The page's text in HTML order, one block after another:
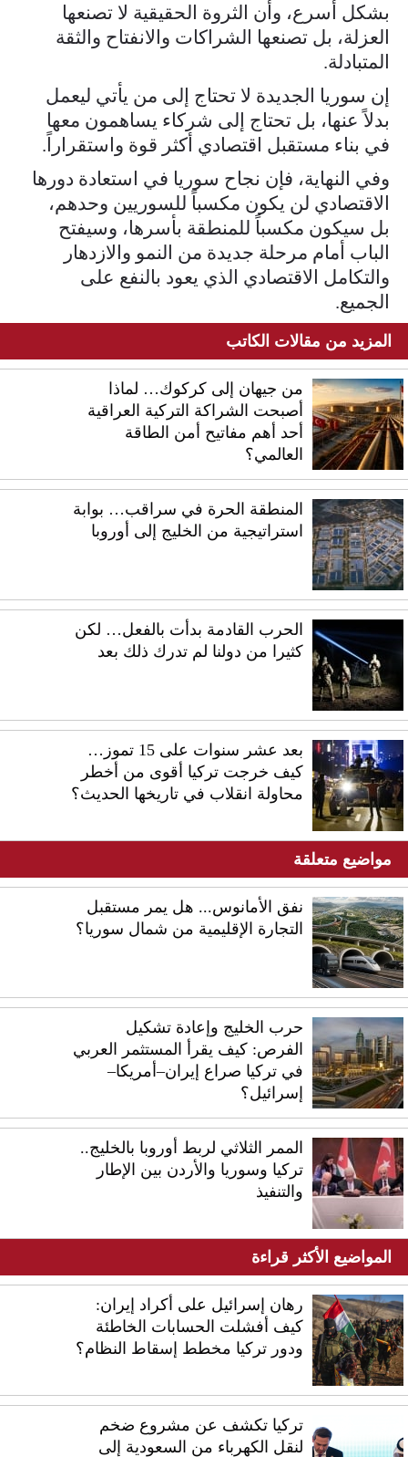
بشكل أسرع، وأن الثروة الحقيقية لا تصنعها
العزلة، بل تصنعها الشراكات والانفتاح والثقة
المتبادلة.
إن سوريا الجديدة لا تحتاج إلى من يأتي ليعمل
بدلاً عنها، بل تحتاج إلى شركاء يساهمون معها
في بناء مستقبل اقتصادي أكثر قوة واستقراراً.
وفي النهاية، فإن نجاح سوريا في استعادة دورها
الاقتصادي لن يكون مكسباً للسوريين وحدهم،
بل سيكون مكسباً للمنطقة بأسرها، وسيفتح
الباب أمام مرحلة جديدة من النمو والازدهار
والتكامل الاقتصادي الذي يعود بالنفع على
الجميع.
المزيد من مقالات الكاتب
من جيهان إلى كركوك… لماذا
أصبحت الشراكة التركية العراقية
أحد أهم مفاتيح أمن الطاقة
العالمي؟
المنطقة الحرة في سراقب… بوابة
استراتيجية من الخليج إلى أوروبا
الحرب القادمة بدأت بالفعل… لكن
كثيرا من دولنا لم تدرك ذلك بعد
بعد عشر سنوات على 15 تموز…
كيف خرجت تركيا أقوى من أخطر
محاولة انقلاب في تاريخها الحديث؟
مواضيع متعلقة
نفق الأمانوس... هل يمر مستقبل
التجارة الإقليمية من شمال سوريا؟
حرب الخليج وإعادة تشكيل
الفرص: كيف يقرأ المستثمر العربي
في تركيا صراع إيران–أمريكا–
إسرائيل؟
الممر الثلاثي لربط أوروبا بالخليج..
تركيا وسوريا والأردن بين الإطار
والتنفيذ
المواضيع الأكثر قراءة
رهان إسرائيل على أكراد إيران:
كيف أفشلت الحسابات الخاطئة
ودور تركيا مخطط إسقاط النظام؟
تركيا تكشف عن مشروع ضخم
لنقل الكهرباء من السعودية إلى